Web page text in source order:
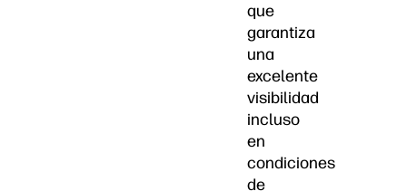
que
garantiza
una
excelente
visibilidad
incluso
en
condiciones
de